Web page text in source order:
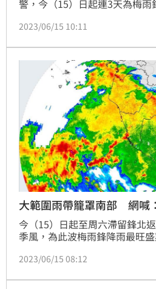
警，今（15）日起連3天為梅
1億立方公尺蓄水量共有4個，包
2023/06/15 10:11
大範圍雨帶籠罩南部 網喊
今（15）日起至周六滯留鋒北
季風，為此波梅雨鋒降雨最旺
並表示鋒面上來了，大範圍的雨
2023/06/15 08:12